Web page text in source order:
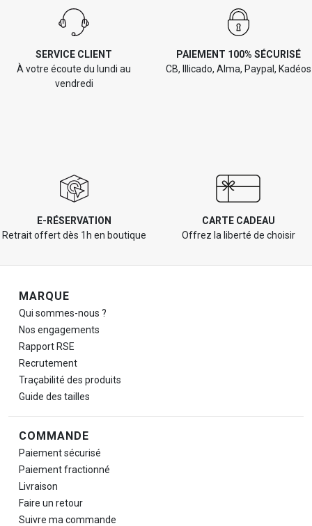
SERVICE CLIENT
À votre écoute du lundi au
vendredi
PAIEMENT 100% SÉCURISÉ
CB, Illicado, Alma, Paypal, Kadéos
E-RÉSERVATION
Retrait offert dès 1h en boutique
CARTE CADEAU
Offrez la liberté de choisir
Navigation de pied de page
MARQUE
Qui sommes-nous ?
Nos engagements
Rapport RSE
Recrutement
Traçabilité des produits
Guide des tailles
COMMANDE
Paiement sécurisé
Paiement fractionné
Livraison
Faire un retour
Suivre ma commande